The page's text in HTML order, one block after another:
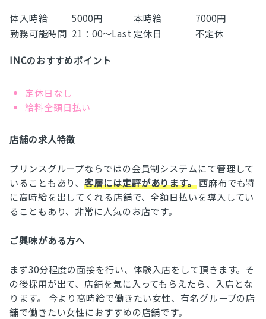
体入時給 5000円 本時給
7000円
勤務可能時間 21：00～Last 定休日 不定休
INCのおすすめポイント
定休日なし
給料全額日払い
店舗の求人特徴
プリンスグループならではの会員制システムにて管理して
いることもあり、客層には定評があります。西麻布でも特
に高時給を出してくれる店舗で、全額日払いを導入してい
ることもあり、非常に人気のお店です。
ご興味がある方へ
まず30分程度の面接を行い、体験入店をして頂きます。そ
の後採用が出て、店舗を気に入ってもらえたら、入店とな
ります。 今より高時給で働きたい女性、有名グループの店
舗で働きたい女性におすすめの店舗です。